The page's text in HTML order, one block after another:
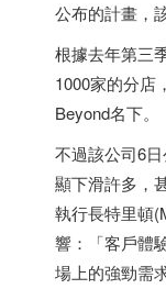
公布的計畫，
根據去年第三
1000家的分店
Beyond名下。
不過該公司6
顯下滑許多，
執行長特里頓
響：「客戶體
場上的強勁需